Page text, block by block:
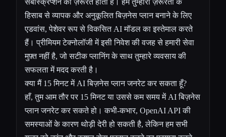
सबस्क्रिप्शन की ज़रूरत होती है। हम तुम्हारी ज़रूरतों के
हिसाब से व्यापक और अनुकूलित बिज़नेस प्लान बनाने के लिए
एडवांस, पेशेवर रूप से विकसित AI मॉडल का इस्तेमाल करते
हैं। प्रीमियम टेक्नोलॉजी में इसी निवेश की वजह से हमारी सेवा
मुफ़्त नहीं है, जो सटीक प्लानिंग के साथ तुम्हारे व्यवसाय की
सफलता में मदद करती है।
क्या मैं 15 मिनट में AI बिज़नेस प्लान जनरेट कर सकता हूँ?
हाँ, तुम आम तौर पर 15 मिनट या उससे कम समय में AI बिज़नेस
प्लान जनरेट कर सकते हो। कभी-कभार, OpenAI API की
समस्याओं के कारण थोड़ी देरी हो सकती है, लेकिन हम सभी